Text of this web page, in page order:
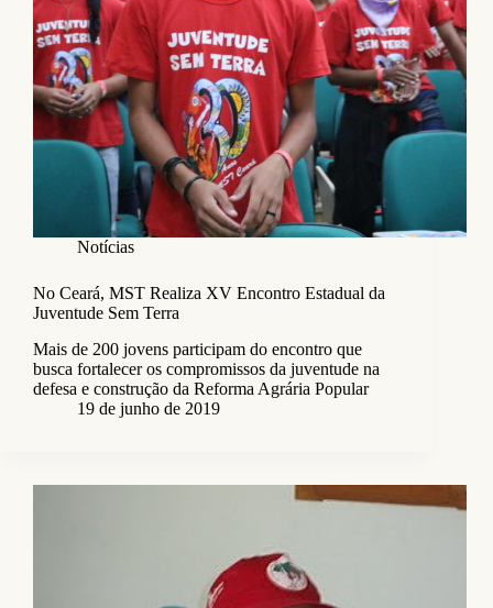
Notícias
No Ceará, MST Realiza XV Encontro Estadual da
Juventude Sem Terra
Mais de 200 jovens participam do encontro que
busca fortalecer os compromissos da juventude na
defesa e construção da Reforma Agrária Popular
19 de junho de 2019